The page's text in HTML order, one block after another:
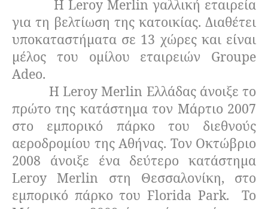
Η Leroy Merlin γαλλική εταιρεία
για τη βελτίωση της κατοικίας. Διαθέτει
υποκαταστήματα σε 13 χώρες και είναι
μέλος του ομίλου εταιρειών Groupe
Adeo.
Η Leroy Merlin Ελλάδας άνοιξε το
πρώτο της κατάστημα τον Μάρτιο 2007
στο εμπορικό πάρκο του διεθνούς
αεροδρομίου της Αθήνας. Τον Οκτώβριο
2008 άνοιξε ένα δεύτερο κατάστημα
Leroy Merlin στη Θεσσαλονίκη, στο
εμπορικό πάρκο του Florida Park.
Το